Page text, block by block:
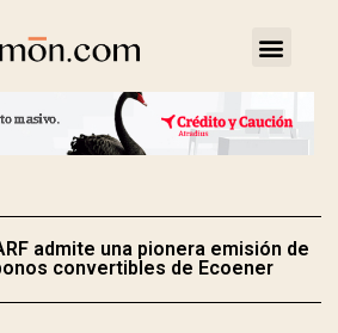
admite una pionera emisión de
convertibles de Ecoener